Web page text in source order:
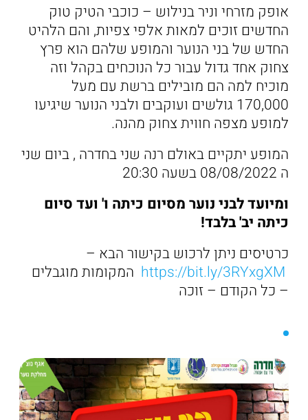
אופק מזרחי וניר בנילוש – כוכבי הטיק טוק
החדשים זוכים למאות אלפי צפיות, והם הלהיט
החדש של בני הנוער והמופע שלהם הוא פרץ
צחוק אחד גדול עבור כל הנוכחים בקהל וזה
מוכיח למה הם מובילים ברשת עם מעל
170,000 גולשים ועוקבים ולבני הנוער שיגיעו
למופע מצפה חווית צחוק מהנה.
המופע יתקיים באולם רנה שני בחדרה , ביום שני
ה 08/08/2022 בשעה 20:30
ומיועד לבני נוער מסיום כיתה ו' ועד סיום
כיתה יב' בלבד!
כרטיסים ניתן לרכוש בקישור הבא –
https://bit.ly/3RYxgXM המקומות מוגבלים
– כל הקודם – זוכה